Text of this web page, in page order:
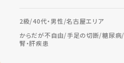
2級 40代・男性 名古屋エリア
からだが不自由 手足の切断 糖尿病
腎・肝疾患